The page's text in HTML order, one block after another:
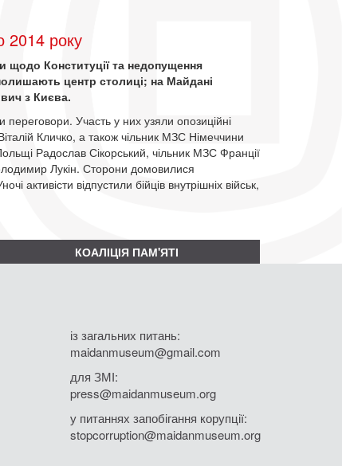
2014 року
щодо Конституції та недопущення
центр столиці; на Майдані
з Києва.
переговори. Участь у них узяли опозиційні
Кличко, а також чільник МЗС Німеччини
Радослав Сікорський, чільник МЗС Франції
Лукін. Сторони домовилися
активісти відпустили бійців внутрішніх військ,
КОАЛІЦІЯ ПАМ'ЯТІ
із загальних питань:
maidanmuseum@gmail.com
для ЗМІ:
press@maidanmuseum.org
у питаннях запобігання корупції:
stopcorruption@maidanmuseum.org